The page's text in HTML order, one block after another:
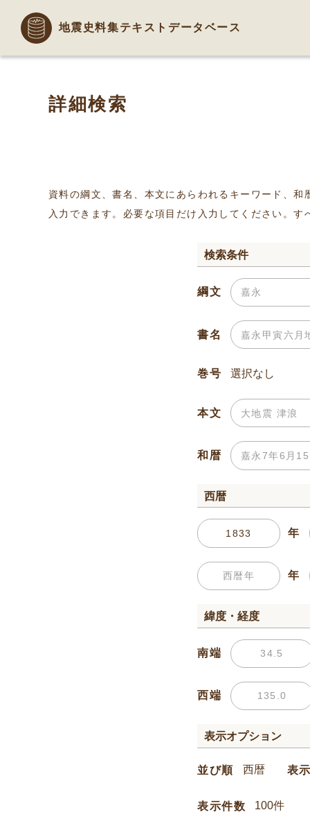
地震史料集テキストデータベース
詳細検索
資料の綱文、書名、本文にあらわれるキーワード、
入力できます。必要な項目だけ入力してください。
検索条件
綱文
書名
巻号
本文
和暦
西暦
年
年
緯度・経度
南端
西端
表示オプション
並び順 表
表示件数